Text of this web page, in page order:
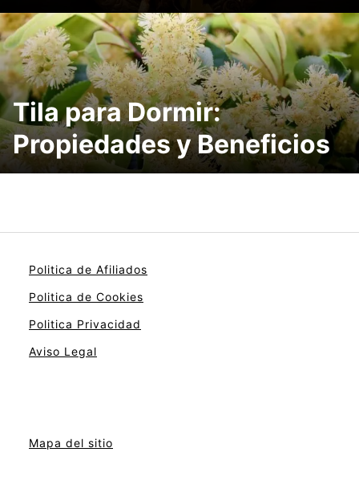
Tila para Dormir:
Propiedades y Beneficios
Politica de Afiliados
Politica de Cookies
Politica Privacidad
Aviso Legal
Mapa del sitio